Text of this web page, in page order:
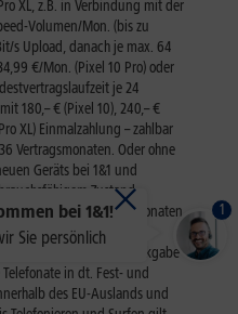
1
bei 1&1!
Sie persönlich